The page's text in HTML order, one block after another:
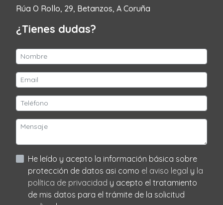
Rúa O Rollo, 29, Betanzos, A Coruña
¿Tienes dudas?
He leído y acepto la información básica sobre
protección de datos asi como el aviso legal y la
política de privacidad y acepto el tratamiento
de mis datos para el trámite de la solicitud